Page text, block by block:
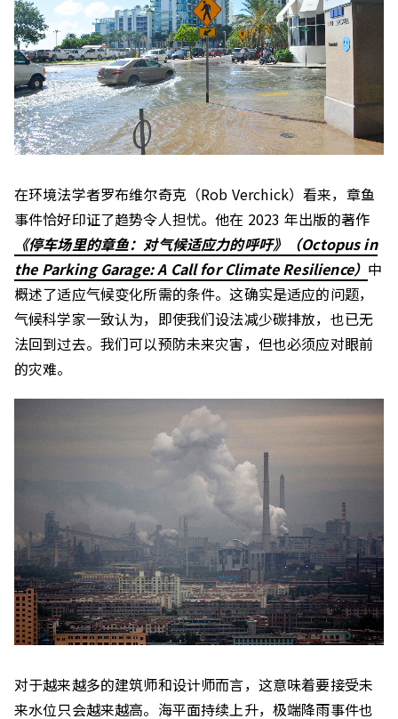
在环境法学者罗布维尔奇克（Rob Verchick）看来，章鱼
事件恰好印证了趋势令人担忧。他在 2023 年出版的著作
《停车场里的章鱼：对气候适应力的呼吁》（Octopus in
the Parking Garage: A Call for Climate Resilience） 中
概述了适应气候变化所需的条件。这确实是适应的问题，
气候科学家一致认为，即使我们设法减少碳排放，也已无
法回到过去。我们可以预防未来灾害，但也必须应对眼前
的灾难。
对于越来越多的建筑师和设计师而言，这意味着要接受未
来水位只会越来越高。海平面持续上升，极端降雨事件也